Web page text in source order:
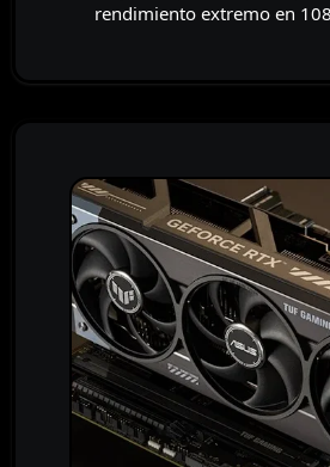
rendimiento extremo en